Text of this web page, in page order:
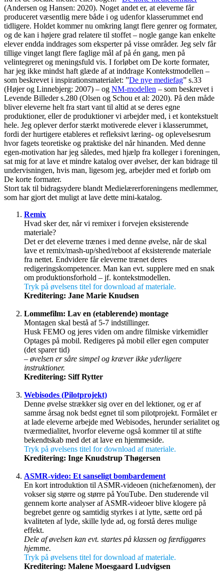
(Andersen og Hansen: 2020). Noget andet er, at eleverne får
produceret væsentlig mere både i og udenfor klasserummet end
tidligere. Holdet kommer nu omkring langt flere genrer og formater,
og de kan i højere grad relatere til stoffet – nogle gange kan enkelte
elever endda inddrages som eksperter på visse områder. Jeg selv får
tillige vinget langt flere faglige mål af på én gang, men på
velintegreret og meningsfuld vis. I forløbet om De korte formater,
har jeg ikke mindst haft glæde af at inddrage Kontekstmodellen –
som beskrevet i inspirationsmaterialet: ”De nye mediefag” s.33
(Højer og Linnebjerg: 2007) – og NM-modellen – som beskrevet i
Levende Billeder s.280 (Olsen og Schou et al: 2020). På den måde
bliver eleverne helt fra start vant til altid at se deres egne
produktioner, eller de produktioner vi arbejder med, i et kontekstuelt
hele. Jeg oplever derfor stærkt motiverede elever i klasserummet,
fordi der hurtigere etableres et refleksivt læring- og oplevelsesrum
hvor fagets teoretiske og praktiske del når hinanden. Med denne
egen-motivation har jeg således, med hjælp fra kolleger i foreningen,
sat mig for at lave et mindre katalog over øvelser, der kan bidrage til
undervisningen, hvis man, ligesom jeg, arbejder med et forløb om
De korte formater.
Stort tak til bidragsydere blandt Medielærerforeningens medlemmer,
som har gjort det muligt at lave dette mini-katalog.
Remix
Hvad sker der, når vi remixer i forvejen eksisterende
materiale?
Det er det eleverne trænes i med denne øvelse, når de skal
lave et remix/mash-up/shed/reboot af eksisterende materiale
fra nettet. Endvidere får eleverne trænet deres
redigeringskompetencer. Man kan evt. supplere med en snak
om produktionsforhold – jf. kontekstmodellen.
Tryk på øvelsens titel for download af materiale.
Kreditering: Jane Marie Knudsen
Lommefilm: Lav en (etablerende) montage
Montagen skal bestå af 5-7 indstillinger.
Husk FEMO og jeres viden om andre filmiske virkemidler
Optages på mobil. Redigeres på mobil eller egen computer
(det sparer tid)
– øvelsen er såre simpel og kræver ikke yderligere
instruktioner.
Kreditering: Siff Rytter
Webisodes (Pilotprojekt)
Denne øvelse strækker sig over en del lektioner, og er af
samme årsag nok bedst egnet til som pilotprojekt. Formålet er
at lade eleverne arbejde med Webisodes, herunder serialitet og
tværmedialitet, hvorfor eleverne også kommer til at stifte
bekendtskab med det at lave en hjemmeside.
Tryk på øvelsens titel for download af materiale.
Kreditering: Inge Knudstrup Thøgersen
ASMR-video: Et sanseligt bombardement
En kort introduktion til ASMR-videoen (nichefænomen), der
vokser sig større og større på YouTube. Den studerende vil
gennem korte analyser af ASMR-videoer blive klogere på
begrebet genre og samtidig styrkes i at lytte, sætte ord på
kvaliteten af lyde, skille lyde ad, og forstå deres mulige
effekt.
Dele af øvelsen kan evt. startes på klassen og færdiggøres
hjemme.
Tryk på øvelsens titel for download af materiale.
Kreditering: Malene Moesgaard Ludvigsen